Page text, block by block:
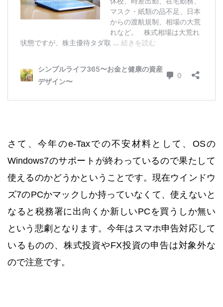
さて、今年のe-Taxでの不安材料として、OSの
Windows7のサポートが終わっているので果たして
使えるのかどうかということです。現在ウインドウ
ズ7のPCかマックしか持っていなくて、使えないと
なると税務署に出向くか新しいPCを買うしか無い
という悲劇となります。今年はスマホ申告対応して
いるものの、株式投資やFX投資の申告は対象外な
ので注意です。